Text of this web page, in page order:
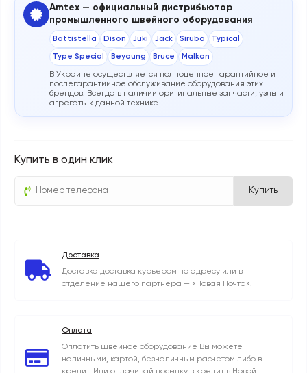
Amtex — официальный дистрибьютор
промышленного швейного оборудования
Battistella Dison Juki Jack Siruba Typical
Type Special Beyoung Bruce Malkan
В Украине осуществляется полноценное гарантийное и
послегарантийное обслуживание оборудования этих
брендов. Всегда в наличии оригинальные запчасти, узлы и
агрегаты к данной технике.
Купить в один клик
Купить
Доставка
Доставка доставка курьером по адресу или в
отделение нашего партнёра — «Новая Почта».
Оплата
Оплатить швейное оборудование Вы можете
наличными, картой, безналичным расчетом либо в